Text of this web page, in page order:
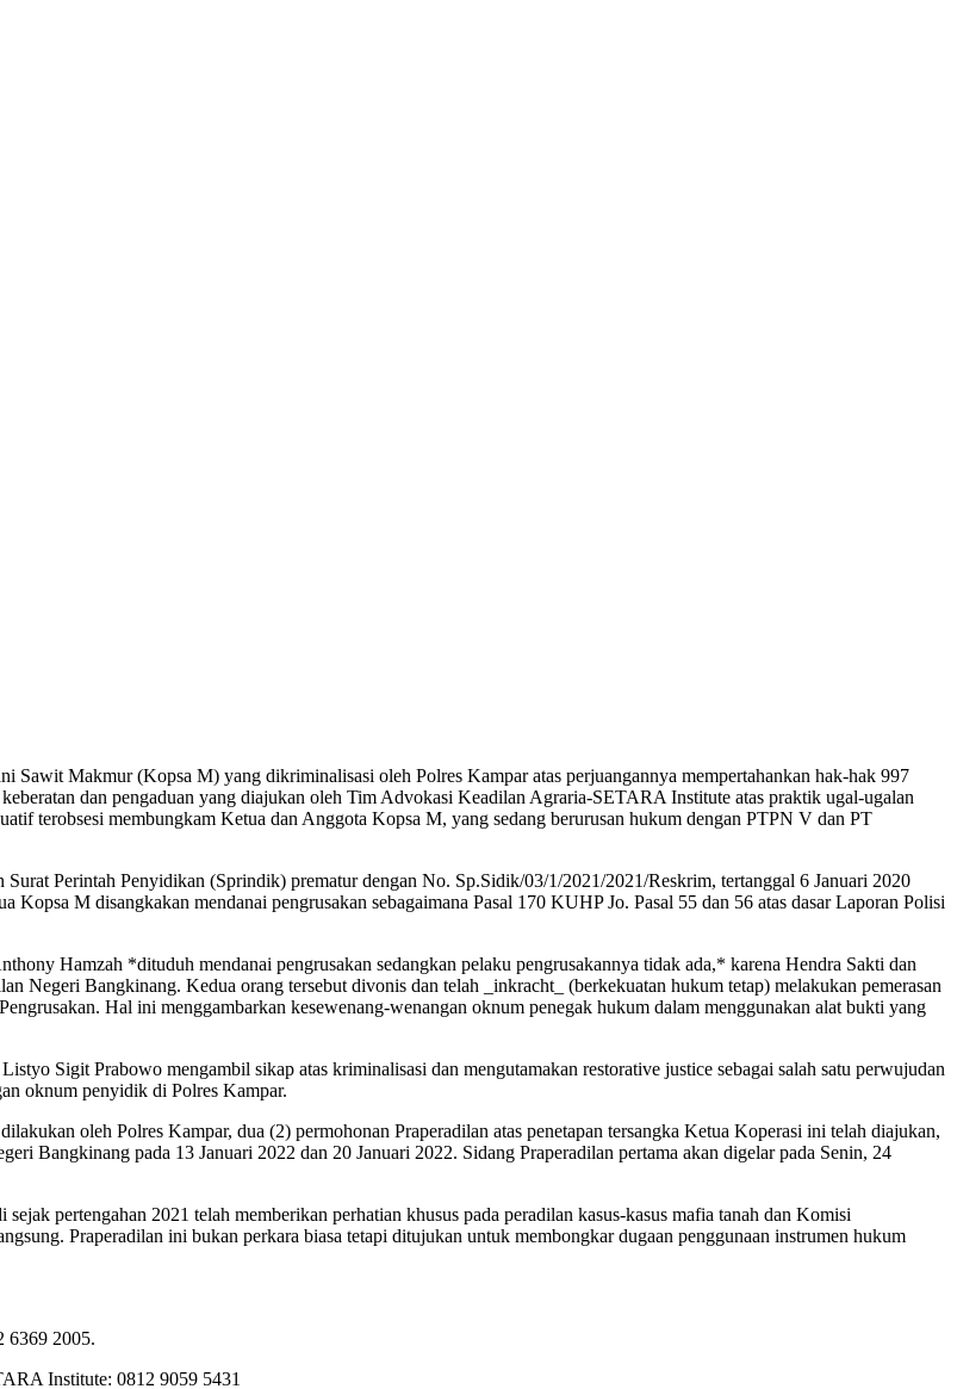
Sawit Makmur (Kopsa M) yang dikriminalisasi oleh Polres Kampar atas perjuangannya mempertahankan hak-hak 997
dan pengaduan yang diajukan oleh Tim Advokasi Keadilan Agraria-SETARA Institute atas praktik ugal-ugalan
terobsesi membungkam Ketua dan Anggota Kopsa M, yang sedang berurusan hukum dengan PTPN V dan PT
Perintah Penyidikan (Sprindik) prematur dengan No. Sp.Sidik/03/1/2021/2021/Reskrim, tertanggal 6 Januari 2020
M disangkakan mendanai pengrusakan sebagaimana Pasal 170 KUHP Jo. Pasal 55 dan 56 atas dasar Laporan Polisi
Hamzah *dituduh mendanai pengrusakan sedangkan pelaku pengrusakannya tidak ada,* karena Hendra Sakti dan
Negeri Bangkinang. Kedua orang tersebut divonis dan telah _inkracht_ (berkekuatan hukum tetap) melakukan pemerasan
Hal ini menggambarkan kesewenang-wenangan oknum penegak hukum dalam menggunakan alat bukti yang
Sigit Prabowo mengambil sikap atas kriminalisasi dan mengutamakan restorative justice sebagai salah satu perwujudan
oknum penyidik di Polres Kampar.
oleh Polres Kampar, dua (2) permohonan Praperadilan atas penetapan tersangka Ketua Koperasi ini telah diajukan,
Bangkinang pada 13 Januari 2022 dan 20 Januari 2022. Sidang Praperadilan pertama akan digelar pada Senin, 24
pertengahan 2021 telah memberikan perhatian khusus pada peradilan kasus-kasus mafia tanah dan Komisi
Praperadilan ini bukan perkara biasa tetapi ditujukan untuk membongkar dugaan penggunaan instrumen hukum
6369 2005.
Institute: 0812 9059 5431